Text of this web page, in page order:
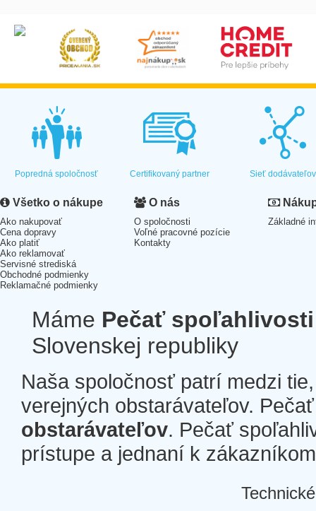
Popredná spoločnosť Certifikovaný partner Sieť dodávateľov
Všetko o nákupe
Ako nakupovať
Cena dopravy
Ako platiť
Ako reklamovať
Servisné strediská
Obchodné podmienky
Reklamačné podmienky
O nás
O spoločnosti
Voľné pracovné pozície
Kontakty
Základné
Máme Pečať spoľahlivosti
Slovenskej republiky
Naša spoločnosť patrí medzi
verejných obstarávateľov.
obstarávateľov. Pečať
prístupe a jednaní k